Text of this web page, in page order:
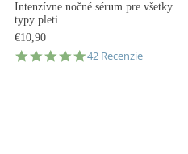
Intenzívne nočné sérum pre všetky
typy pleti
€10,90
4.9
42 Recenzie